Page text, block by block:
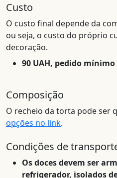
Custo
O custo final depende da
ou seja, o custo do próprio
decoração.
90 UAH, pedido
Composição
O recheio da torta pode ser
opções no link.
Condições de
Os doces devem ser
refrigerador, isolados